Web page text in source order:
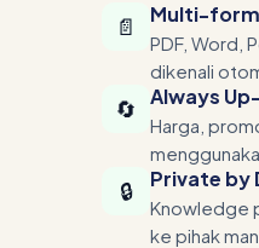
📄 Multi-
PDF, Word,
dikenali
🔄 Always
Harga,
🔒 Private by
Knowledge
ke pihak